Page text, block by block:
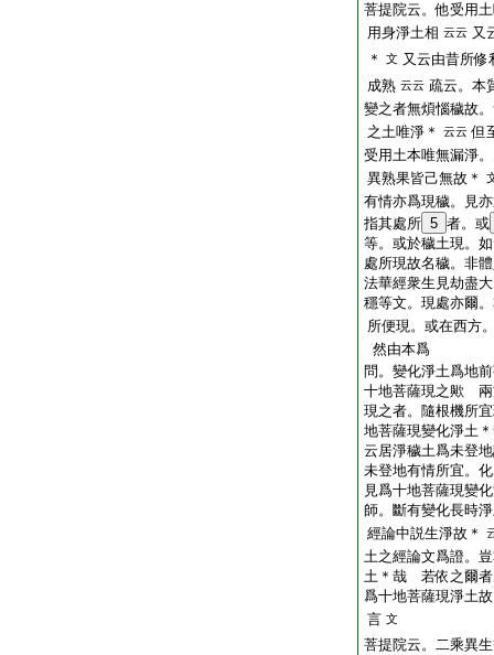
菩提院云。他受用
用身淨土相 云云 又
＊
文 又云由昔所修
成熟 云云 疏云。本
變之者無煩惱穢故
之土唯淨＊
云云 但
受用土本唯無漏淨
異熟果皆己無故＊
有情亦爲現穢。見
指其處所 5 者。或
等。或於穢土現。
處所現故名穢。非
法華經衆生見劫盡
穩等文。現處亦爾
所便現。或在西方
然由本爲
問。變化淨土爲地
十地菩薩現之歟 兩
現之者。隨根機所
地菩薩現變化淨土
云居淨穢土爲未登
未登地有情所宜。
見爲十地菩薩現變
師。斷有變化長時
經論中説生淨故＊
土之經論文爲證。
土＊哉 若依之爾者
爲十地菩薩現淨土
言 文
菩提院云。二乘異